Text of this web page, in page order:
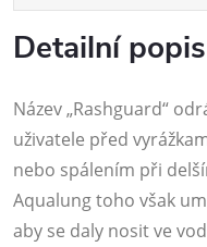
Detailní
Název „Rashguard“
uživatele před
nebo spálením při
Aqualung toho však
aby se daly nosit ve